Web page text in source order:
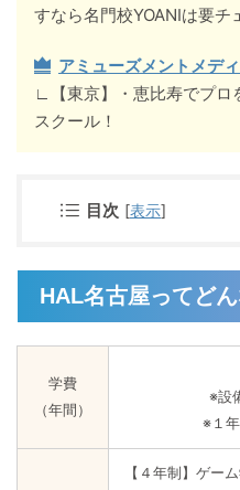
すなら名門校YOANIは要チ
アミューズメントメデ
∟【東京】・恵比寿でプロ
スクール！
目次 [表示]
HAL名古屋ってど
学費
（年間）
※設
※１
【４年制】ゲー